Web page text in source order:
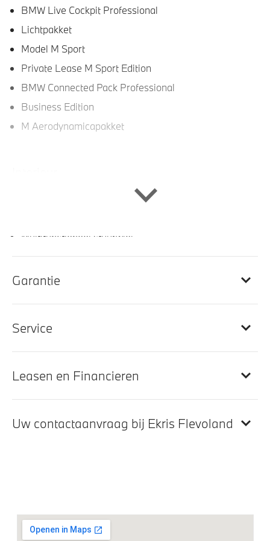
BMW Live Cockpit Professional
Lichtpakket
Model M Sport
Private Lease M Sport Edition
BMW Connected Pack Professional
Business Edition
M Aerodynamicapakket
Multifunctioneel stuurwiel
M Sportstuurwiel
M Hemelbekleding in Anthrazit
18 inch LM Dubbelspaak M (Styling 819 M)in Bicolor
Orbit Grau Metallic
Garantie
Service
Leasen en Financieren
Uw contactaanvraag bij Ekris Flevoland